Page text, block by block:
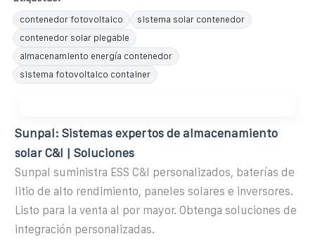
contenedor fotovoltaico
sistema solar contenedor
contenedor solar plegable
almacenamiento energía contenedor
sistema fotovoltaico container
Sunpal: Sistemas expertos de almacenamiento
solar C&I | Soluciones
Sunpal suministra ESS C&I personalizados, baterías de
litio de alto rendimiento, paneles solares e inversores.
Listo para la venta al por mayor. Obtenga soluciones de
integración personalizadas.